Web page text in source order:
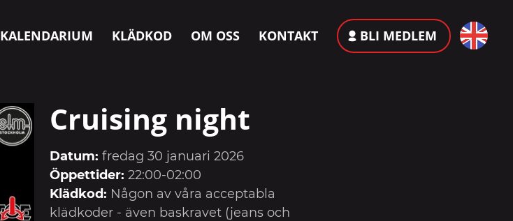
KALENDARIUM KLÄDKOD OM OSS KONTAKT BLI MEDLEM
Cruising night
Datum: fredag 30 januari 2026
Öppettider: 22:00-02:00
Klädkod: Någon av våra acceptabla
klädkoder - även baskravet (jeans och